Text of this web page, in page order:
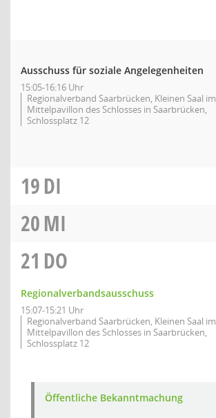
Ausschuss für soziale Angelegenheiten
15:05-16:16 Uhr
Regionalverband Saarbrücken, Kleinen Saal im
Mittelpavillon des Schlosses in Saarbrücken,
Schlossplatz 12
19DI
20MI
21 DO
Regionalverbandsausschuss
15:07-15:21 Uhr
Regionalverband Saarbrücken, Kleinen Saal im
Mittelpavillon des Schlosses in Saarbrücken,
Schlossplatz 12
Öffentliche Bekanntmachung